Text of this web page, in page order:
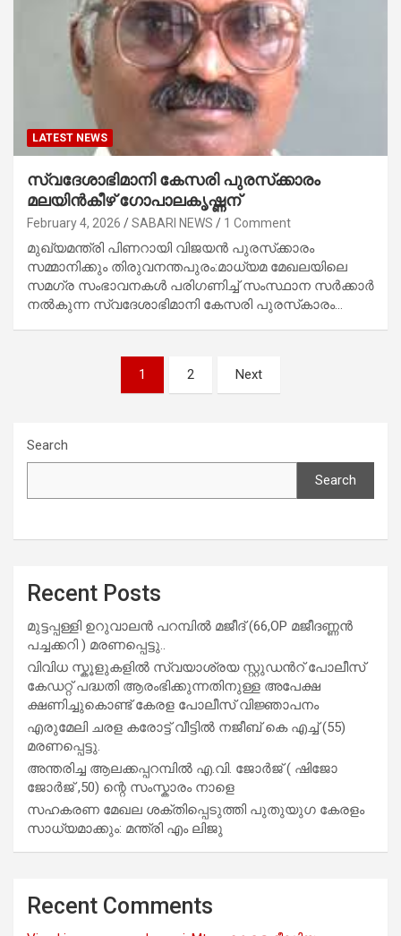
LATEST NEWS
സ്വദേശാഭിമാനി കേസരി പുരസ്‌ക്കാരം
മലയിൻകീഴ് ഗോപാലകൃഷ്ണന്
February 4, 2026 SABARI NEWS 1 Comment
മുഖ്യമന്ത്രി പിണറായി വിജയൻ പുരസ്‌ക്കാരം
സമ്മാനിക്കും തിരുവനന്തപുരം:മാധ്യമ മേഖലയിലെ
സമഗ്ര സംഭാവനകൾ പരിഗണിച്ച് സംസ്ഥാന സർക്കാർ
നൽകുന്ന സ്വദേശാഭിമാനി കേസരി പുരസ്‌കാരം…
1 2 Next
Search
Search
Recent Posts
മുട്ടപ്പള്ളി ഉറുവാലൻ പറമ്പിൽ മജീദ് (66,OP മജീദണ്ണൻ
പച്ചക്കറി ) മരണപ്പെട്ടു..
വിവിധ സ്കൂളുകളില്‍ സ്വയാശ്രയ സ്റ്റുഡന്‍റ് പോലീസ്
കേഡറ്റ് പദ്ധതി ആരംഭിക്കുന്നതിനുള്ള അപേക്ഷ
ക്ഷണിച്ചുകൊണ്ട് കേരള പോലീസ് വിജ്ഞാപനം
എരുമേലി ചരള കരോട്ട് വീട്ടിൽ നജീബ് കെ എച്ച് (55)
മരണപ്പെട്ടു.
അന്തരിച്ച ആ​ല​ക്ക​പ്പ​റമ്പിൽ​ എ.​വി. ജോ​ർ​ജ് ( ഷിജോ
ജോർജ് ,50) ന്റെ സംസ്കാരം നാളെ
സഹകരണ മേഖല ശക്തിപ്പെടുത്തി പുതുയുഗ കേരളം
സാധ്യമാക്കും: മന്ത്രി എം ലിജു
Recent Comments